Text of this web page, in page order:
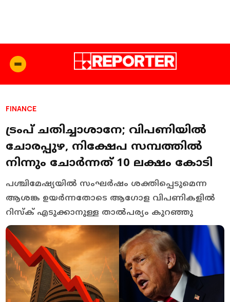
FINANCE
ട്രംപ് ചതിച്ചാശാനേ; വിപണിയിൽ
ചോരപ്പുഴ, നിക്ഷേപ സമ്പത്തിൽ
നിന്നും ചോർന്നത് 10 ലക്ഷം കോടി
പശ്ചിമേഷ്യയിൽ സംഘർഷം ശക്തിപ്പെടുമെന്ന
ആശങ്ക ഉയർന്നതോടെ ആഗോള വിപണികളിൽ
റിസ്ക് എടുക്കാനുള്ള താൽപര്യം കുറഞ്ഞു